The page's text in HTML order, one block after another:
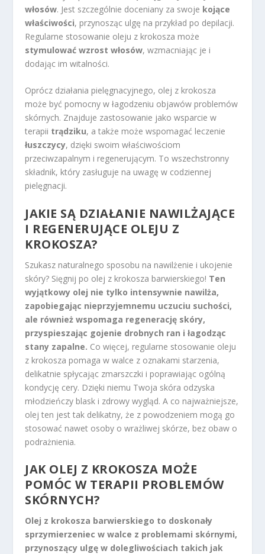
włosów. Jest szczególnie doceniany za swoje kojące
właściwości, przynosząc ulgę na przykład po depilacji.
Regularne stosowanie oleju z krokosza może
stymulować wzrost włosów, wzmacniając je i
dodając im witalności.
Oprócz działania pielęgnacyjnego, olej z krokosza
może być pomocny w łagodzeniu objawów problemów
skórnych. Znajduje zastosowanie jako wsparcie w
terapii trądziku, a także może wspomagać leczenie
łuszczycy, dzięki swoim właściwościom
przeciwzapalnym i regenerującym. To wszechstronny
składnik, który zasługuje na uwagę w codziennej
pielęgnacji.
JAKIE SĄ DZIAŁANIE NAWILŻAJĄCE
I REGENERUJĄCE OLEJU Z
KROKOSZA?
Szukasz naturalnego sposobu na nawilżenie i ukojenie
skóry? Sięgnij po olej z krokosza barwierskiego! Ten
wyjątkowy olej nie tylko intensywnie nawilża,
zapobiegając nieprzyjemnemu uczuciu suchości,
ale również wspomaga regenerację skóry,
przyspieszając gojenie drobnych ran i łagodząc
stany zapalne. Co więcej, regularne stosowanie oleju
z krokosza pomaga w walce z oznakami starzenia,
delikatnie spłycając zmarszczki i poprawiając ogólną
kondycję cery. Dzięki niemu Twoja skóra odzyska
młodzieńczy blask i zdrowy wygląd. A co najważniejsze,
olej ten jest tak delikatny, że z powodzeniem mogą go
stosować nawet osoby o wrażliwej skórze, bez obaw o
podrażnienia.
JAK OLEJ Z KROKOSZA MOŻE
POMÓC W TERAPII PROBLEMÓW
SKÓRNYCH?
Olej z krokosza barwierskiego to doskonały
sprzymierzeniec w walce z problemami skórnymi,
przynoszący ulgę w dolegliwościach takich jak